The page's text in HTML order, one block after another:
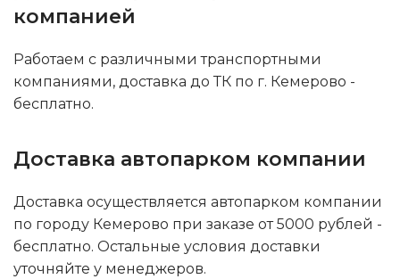
компанией
Работаем с различными транспортными
компаниями, доставка до ТК по г. Кемерово -
бесплатно.
Доставка автопарком компании
Доставка осуществляется автопарком компании
по городу Кемерово при заказе от 5000 рублей -
бесплатно. Остальные условия доставки
уточняйте у менеджеров.